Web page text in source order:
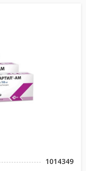
1014349